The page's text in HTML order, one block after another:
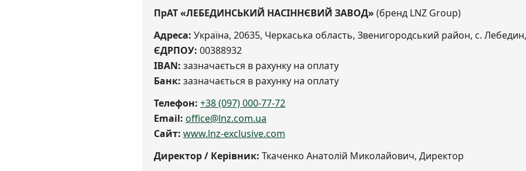
ПрАТ «ЛЕБЕДИНСЬКИЙ НАСІННЄВИЙ ЗАВОД» (бренд LNZ Group)
Адреса: Україна, 20635, Черкаська область, Звенигородський район, с.
ЄДРПОУ: 00388932
IBAN: зазначається в рахунку на оплату
Банк: зазначається в рахунку на оплату
Телефон: +38 (097) 000-77-72
Email: office@lnz.com.ua
Сайт: www.lnz-exclusive.com
Директор / Керівник: Ткаченко Анатолій Миколайович, Директор